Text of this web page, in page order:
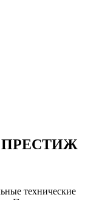
ПРЕСТИЖ
технические